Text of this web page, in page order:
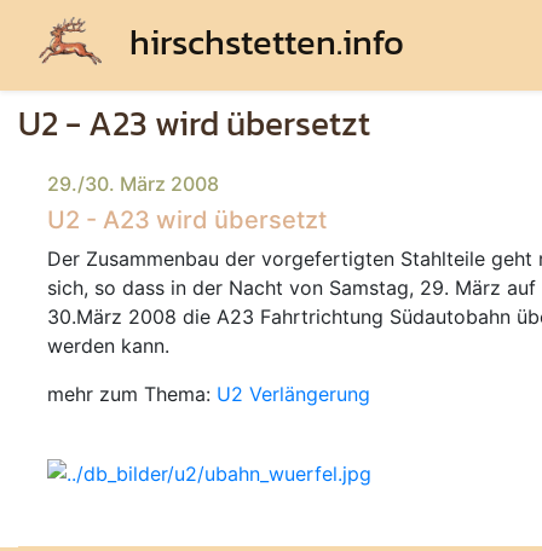
hirschstetten.info
U2 - A23 wird übersetzt
29./30. März 2008
U2 - A23 wird übersetzt
Der Zusammenbau der vorgefertigten Stahlteile geht
sich, so dass in der Nacht von Samstag, 29. März auf
30.März 2008 die A23 Fahrtrichtung Südautobahn
werden kann.
mehr zum Thema: U2 Verlängerung